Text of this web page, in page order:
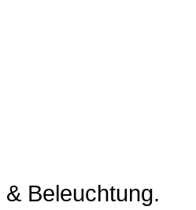
& Beleuchtung.